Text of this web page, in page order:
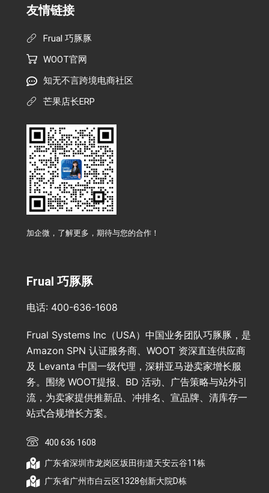
友情链接
Frual 巧豚豚
WOOT官网
知无不言跨境电商社区
芒果店长ERP
加企微，了解更多，期待与您的合作！
Frual 巧豚豚
电话: 400-636-1608
Frual Systems Inc（USA）中国业务团队巧豚豚，是
Amazon SPN 认证服务商、WOOT 资深直连供应商
及 Levanta 中国一级代理，深耕亚马逊卖家增长服
务。围绕 WOOT提报、BD 活动、广告策略与站外引
流，为卖家提供推新品、冲排名、宣品牌、清库存一
站式合规增长方案。
400 636 1608
广东省深圳市龙岗区坂田街道天安云谷11栋
广东省广州市白云区1328创新大院D栋